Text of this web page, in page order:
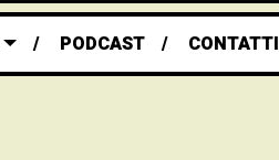
PODCAST CONTATTI